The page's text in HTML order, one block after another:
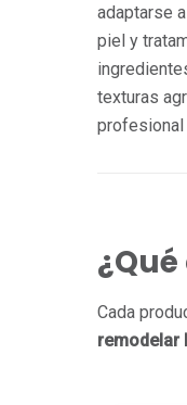
adaptarse
piel y
texturas
profesional
Cada
remodelar